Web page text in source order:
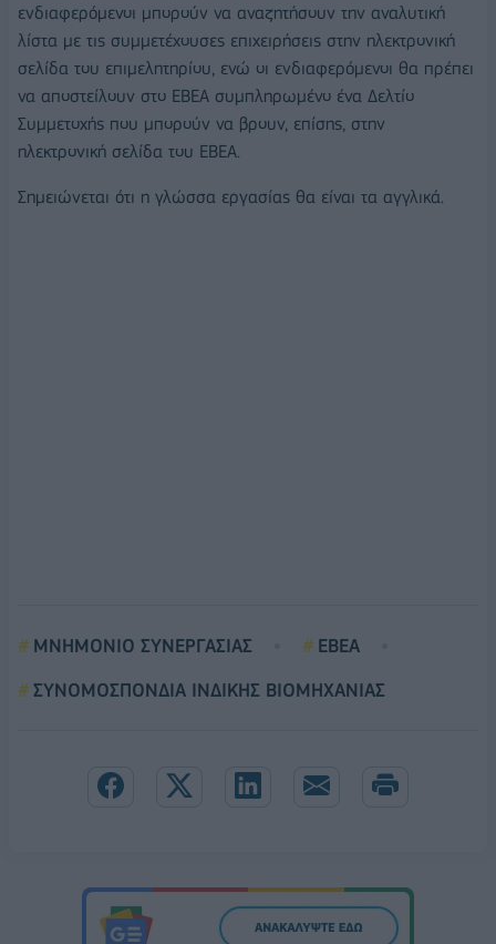
ενδιαφερόμενοι μπορούν να αναζητήσουν την αναλυτική
λίστα με τις συμμετέχουσες επιχειρήσεις στην ηλεκτρονική
σελίδα του επιμελητηρίου, ενώ οι ενδιαφερόμενοι θα πρέπει
να αποστείλουν στο ΕΒΕΑ συμπληρωμένο ένα Δελτίο
Συμμετοχής που μπορούν να βρουν, επίσης, στην
ηλεκτρονική σελίδα του ΕΒΕΑ.
Σημειώνεται ότι η γλώσσα εργασίας θα είναι τα αγγλικά.
ΜΝΗΜΟΝΙΟ ΣΥΝΕΡΓΑΣΙΑΣ
ΕΒΕΑ
ΣΥΝΟΜΟΣΠΟΝΔΙΑ ΙΝΔΙΚΗΣ ΒΙΟΜΗΧΑΝΙΑΣ